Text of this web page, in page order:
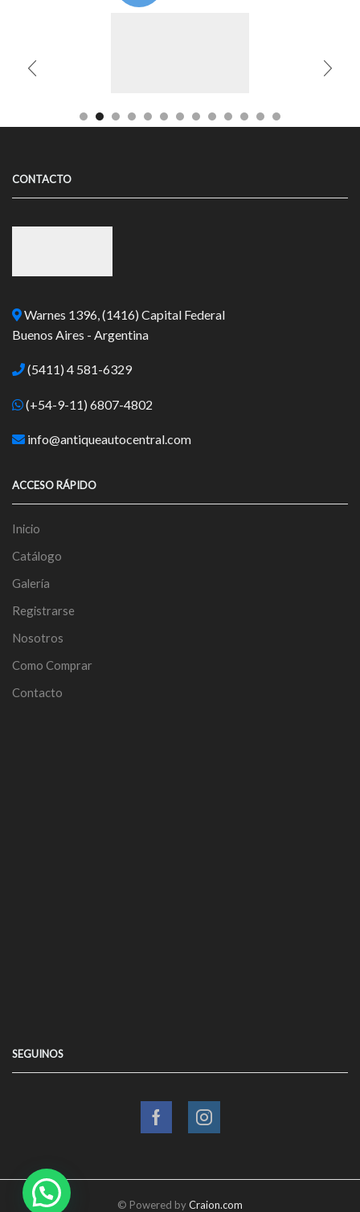
CONTACTO
Warnes 1396, (1416) Capital Federal
Buenos Aires - Argentina
(5411) 4 581-6329
(+54-9-11) 6807-4802
info@antiqueautocentral.com
ACCESO RÁPIDO
Inicio
Catálogo
Galería
Registrarse
Nosotros
Como Comprar
Contacto
SEGUINOS
FacebookInstagram
© Powered byCraion.com